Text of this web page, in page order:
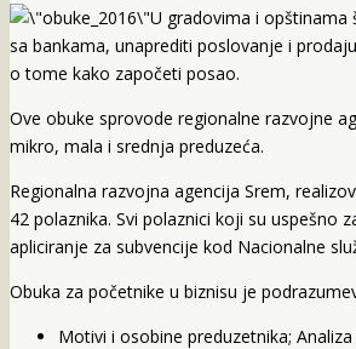
U gradovima i opštinama
sa bankama, unaprediti poslovanje i
o tome kako započeti posao.
Ove obuke sprovode regionalne razvojne
mikro, mala i srednja preduzeća.
Regionalna razvojna agencija Srem,
42 polaznika. Svi polaznici koji su uspešno
apliciranje za subvencije kod Nacionalne
Obuka za početnike u biznisu je
Motivi i osobine preduzetnika;